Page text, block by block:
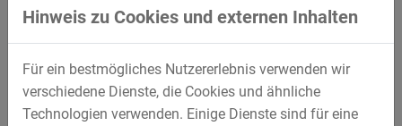
Freiberg und Pilsen beschäftigen wir derzeit ca. 540
Leistungsniveau unserer Mitarbeiter zurückzuführen.
Hinweis zu Cookies und externen Inhalten
Für ein bestmögliches Nutzererlebnis verwenden wir
verschiedene Dienste, die Cookies und ähnliche
Technologien verwenden. Einige Dienste sind für eine